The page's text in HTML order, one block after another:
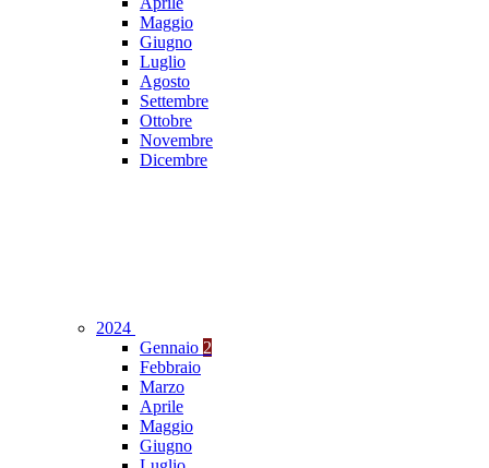
Maggio
Giugno
Luglio
Agosto
Settembre
Ottobre
Novembre
Dicembre
2024
Gennaio 2
Febbraio
Marzo
Aprile
Maggio
Giugno